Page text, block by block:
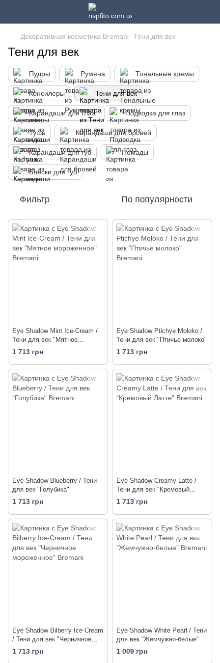
Декоративная косметика Bremani Тени для век
Тени для век
Пудры Румяна Тональные кремы
Консилеры Тени для век
Карандаши для глаз Подводка для глаз
Тушь Карандаши для бровей
Карандаши для губ Помады
Блески для губ
Фильтр По популярности
Eye Shadow Mint Ice-Cream /
Тени для век "Мятное
мороженное"
1 713 грн
Eye Shadow Ptichye Moloko /
Тени для век "Птичье молоко"
1 713 грн
Eye Shadow Blueberry / Тени
для век "Голубика"
1 713 грн
Eye Shadow Creamy Latte /
Тени для век "Кремовый
Латте"
1 713 грн
Eye Shadow Bilberry Ice-Cream
/ Тени для век "Черничное
мороженное"
1 713 грн
Eye Shadow White Pearl / Тени
для век "Жемчужно-белые"
1 009 грн